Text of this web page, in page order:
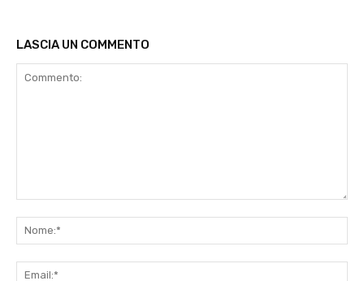
LASCIA UN COMMENTO